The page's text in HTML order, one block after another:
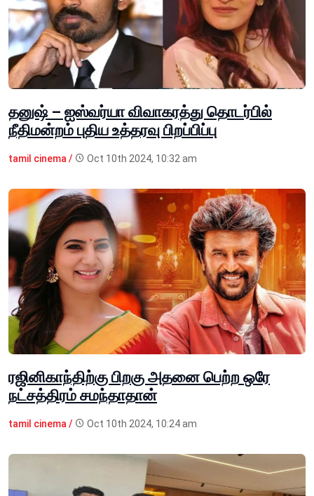
தனுஷ் – ஐஸ்வர்யா விவாகரத்து தொடர்பில்
நீதிமன்றம் புதிய உத்தரவு பிறப்பிப்பு
tamil cinema / Oct 10th 2024, 10:32 am
ரஜினிகாந்திற்கு பிறகு அதனை பெற்ற ஒரே
நட்சத்திரம் சமந்தாதான்
tamil cinema / Oct 10th 2024, 10:24 am